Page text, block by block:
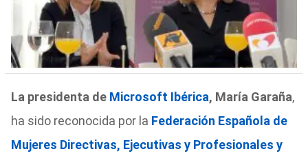
La presidenta de Microsoft Ibérica, María Garaña,
ha sido reconocida por la Federación Española de
Mujeres Directivas, Ejecutivas y Profesionales y